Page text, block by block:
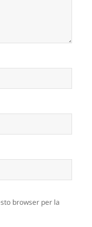
browser per la